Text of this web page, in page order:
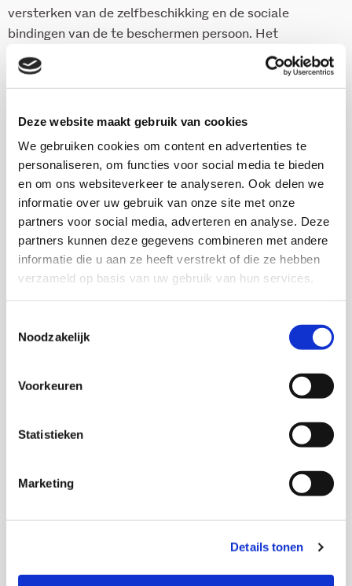
Deze website maakt gebruik van cookies
We gebruiken cookies om content en advertenties te
personaliseren, om functies voor social media te bieden
en om ons websiteverkeer te analyseren. Ook delen we
informatie over uw gebruik van onze site met onze
partners voor social media, adverteren en analyse. Deze
partners kunnen deze gegevens combineren met andere
informatie die u aan ze heeft verstrekt of die ze hebben
verzameld op basis van uw gebruik van hun services.
Noodzakelijk
Voorkeuren
Statistieken
Marketing
Details tonen
versterken van de zelfbeschikking en de sociale
bindingen van de te beschermen persoon. Het
beschermingsarrangement is in dit Wmo Essay
uitgewerkt voor de lokale aanpak van eergerelateerd
Download publicatie
Onderzoekers
Katinka Lünnemann
Gezondheid en zorg
Huiselijk geweld en kindermishandeling